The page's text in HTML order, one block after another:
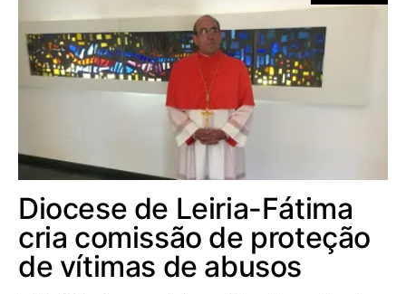
Diocese de Leiria-Fátima
cria comissão de proteção
de vítimas de abusos